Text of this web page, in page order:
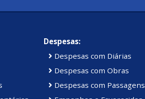
Despesas:
Despesas com Diárias
Despesas com Obras
Despesas com Passagens